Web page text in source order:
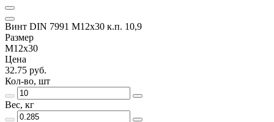
Винт DIN 7991 M12х30 к.п. 10,9
Размер
M12x30
Цена
32.75 руб.
Кол-во, шт
Вес, кг